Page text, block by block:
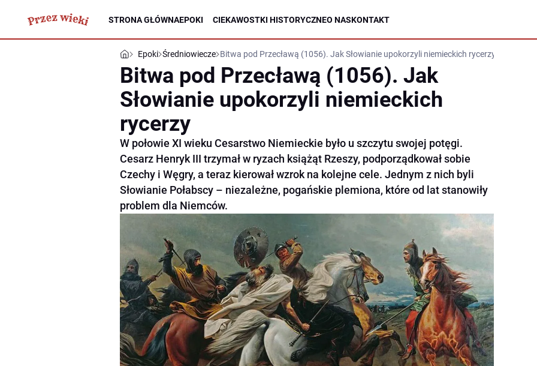
STRONA GŁÓWNAEPOKI CIEKAWOSTKI HISTORYCZNEO NASKONTAKT
Epoki Średniowiecze Bitwa pod Przecławą (1056). Jak Słowianie upokorzyli niemieckich rycerzy
Bitwa pod Przecławą (1056). Jak
Słowianie upokorzyli niemieckich
rycerzy
W połowie XI wieku Cesarstwo Niemieckie było u szczytu swojej potęgi.
Cesarz Henryk III trzymał w ryzach książąt Rzeszy, podporządkował sobie
Czechy i Węgry, a teraz kierował wzrok na kolejne cele. Jednym z nich byli
Słowianie Połabscy – niezależne, pogańskie plemiona, które od lat stanowiły
problem dla Niemców.